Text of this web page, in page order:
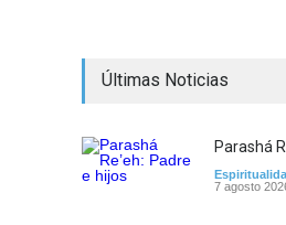
Últimas Noticias
Parashá
7 agosto